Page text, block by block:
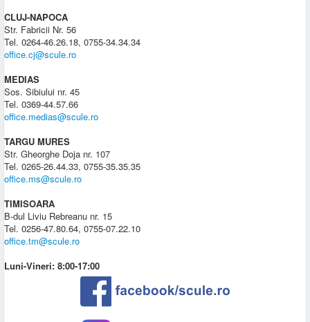
CLUJ-NAPOCA
Str. Fabricii Nr. 56
Tel. 0264-46.26.18, 0755-34.34.34
office.cj@scule.ro
MEDIAS
Sos. Sibiului nr. 45
Tel. 0369-44.57.66
office.medias@scule.ro
TARGU MURES
Str. Gheorghe Doja nr. 107
Tel. 0265-26.44.33, 0755-35.35.35
office.ms@scule.ro
TIMISOARA
B-dul Liviu Rebreanu nr. 15
Tel. 0256-47.80.64, 0755-07.22.10
office.tm@scule.ro
Luni-Vineri: 8:00-17:00